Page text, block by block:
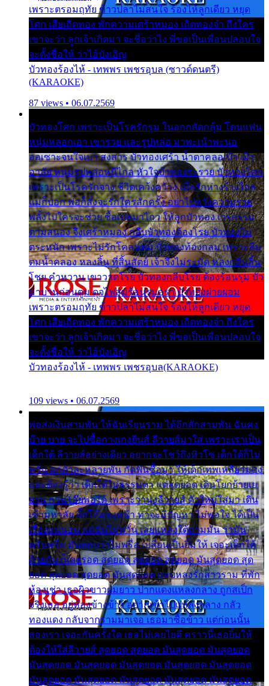
เพราะตรอมฤทัย ข้าวปลาไม่สนใจ ร้องไห้ลูกเดียว หยุด
โศก เสียเถิดทอง พักความเศร้าหมอง เถิดทองจ๋า ถึงใคร
เขาจะว่า ลูกเจ้าเกิดมา จะชื่อว่าไง พี่ขอเป็นเพื่อนปลอบใจ
จะตั้งชื่อให้ ว่าไอ้บังเอิญ
บัวทองร้องไห้ - เทพพร เพชรอุบล (ซาวด์ดนตรี)
(KARAOKE)
87 views • 06.07.2569
บัวทองโศก เพราะเป็นโรครักรุม ในอกกลัดกลุ้ม โดนแฟน
หนุ่มหลอกเอา เขารวย และรูปหล่อ มาพะเน้าพะนอ
ออเซาะจนใจเบา สงสาร บัวทองเศร้า น้ำตาคลอเบ้า เฝ้า
อาลัย หนุ่มรูปหล่อหนีไกล หัวใจบัวทองระรวย บัวทองโศก
เพราะเป็นโรครักจาง ชีวิตเคว้งคว้าง เมื่อรักห่างร้างไกล
แม่ก็บอก พ่อก็สั่งจะรักใครสักครั้ง อย่าไปหวังความรวย
พลั้งไปใครจะช่วย ซื้อเปลมาไกว ให้ลูกบัวทอง เวรกรรม
ตามสนอง จึงเศร้าหมอง กลีบบัวทองต้องโรย บัวทองไม่
ตระหนัก เพราะไม่รักโคลนตม บัวทองท้องกลม เพราะลืม
ตมน้ำคลอง หลงลิ้น ที่สิ้นสัตย์ เจ้าจึงไม่ระมัด หลงกลิ่นลิ้น
โชย คำหวาน เขาวาดโรย บัวทองกลีบโรย ต้องร้อนรุม บัว
มาบานก่อนตูม ดุจไฟสุมร้อนรุมอุรา บัวทองผ่ายผอม
เพราะตรอมฤทัย ข้าวปลาไม่สนใจ ร้องไห้ลูกเดียว หยุด
โศก เสียเถิดทอง พักความเศร้าหมอง เถิดทองจ๋า ถึงใคร
เขาจะว่า ลูกเจ้าเกิดมา จะชื่อว่าไง พี่ขอเป็นเพื่อนปลอบใจ
จะตั้งชื่อให้ ว่าไอ้บังเอิญ
บัวทองร้องไห้ - เทพพร เพชรอุบล(KARAOKE)
109 views • 06.07.2569
พ่อส่งเงินสามพัน ให้ฉันเรียนราม ได้อีกสักสามพัน ฉันคง
บ๊าย บาย จะไปซื้อกางเกงยีนส์ ลีวายส์มาใส่ เพราะเราเป็น
เด็กใต้ ลีวายส์อย่างเดียว อยากจะโชว์ถึงหิวโซ เด็กใต้ก็ไม่
หวั่น ตกตัวละหลายพัน กัดฟันซื้อมา ให้เด็กเทพเหลียวมอง
และต้องรู้ว่า เด็กใต้ไม่ธรรมดา แต่สุดยอด เดินโยกย้ายเย
ยวน กวนโอ๊ยพอได้ เพราะว่านุ่งลีวายส์ ตัวใหม่ใส่มา เดิน
เข้ามหาลัย จิ๊กโก๊มองหน้า ท่าจะมีปัญหา ไม่พอใจ ได้เป็น
เรื่องแน่นอน แต่ฉันไม่หวั่น เลยแหลงใต้ถามมัน ว่ามัน
พรั่นพรือ มันตอบว่าไม่พรื่อ เปลี่ยนเป็นยิ้มให้ เจอะเด็กใต้
ด้วยกัน ก็เลยรอด สุดยอด สุดยอด สุดยอด มันสุดยอด สุด
ยอด สุดยอด สุดยอด มันสุดยอด แอบหลงรักสาวราม ที่พัก
ห้องเช่า เธอผิวขาวผมยาว ปากแดงแหลงกลาง ถูกสเป็ก
จริงเธอ อยู่ห้องข้างข้าง อยากเข้าไปแหลงกลาง กลัว
ทองแดง กลับจากรามมาเจอ เธอมาซื้อข้าว แต่ก่อนนั้น
สองเรา เจอะกันครั้งใด เธอไม่เคยไยดี คราวนี้เธอยิ้มให้
ต้องให้ใส่ลีวายส์ สุดยอด สุดยอด มันสุดยอด มันสุดยอด
มันสุดยอด มันสุดยอด มันสุดยอด มันสุดยอด มันสุดยอด
มันสุดยอด มันสุดยอด มันสุดยอด มันสุดยอด มันสุดยอด